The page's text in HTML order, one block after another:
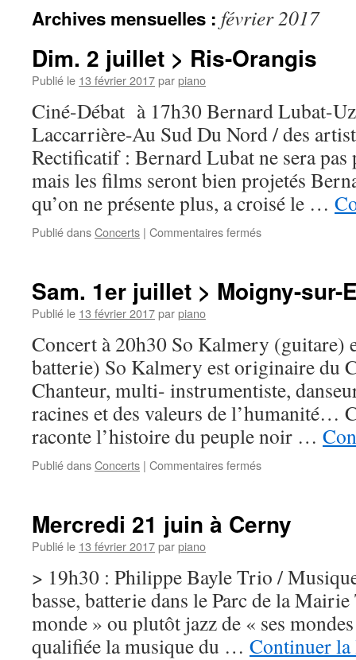
Archives mensuelles : février 2017
Dim. 2 juillet > Ris-Orangis
Publié le 13 février 2017parpiano
Ciné-Débat à 17h30 Bernard Lubat-
Laccarrière-Au Sud Du Nord / des
Rectificatif : Bernard Lubat ne sera pas
mais les films seront bien projetés
qu’on ne présente plus, a croisé le …
Publié dansConcerts | Commentaires ferméssur
>
Sam. 1er juillet > Moigny-sur-
Publié le 13 février 2017parpiano
Concert à 20h30 So Kalmery (guitare)
batterie) So Kalmery est originaire du
Chanteur, multi- instrumentiste,
racines et des valeurs de l’humanité…
raconte l’histoire du peuple noir …
Publié dansConcerts | Commentaires ferméssur
>
Ecole
Mercredi 21 juin à Cerny
Publié le 13 février 2017parpiano
> 19h30 : Philippe Bayle Trio /
basse, batterie dans le Parc de la
monde » ou plutôt jazz de « ses
qualifiée la musique du … Continuer